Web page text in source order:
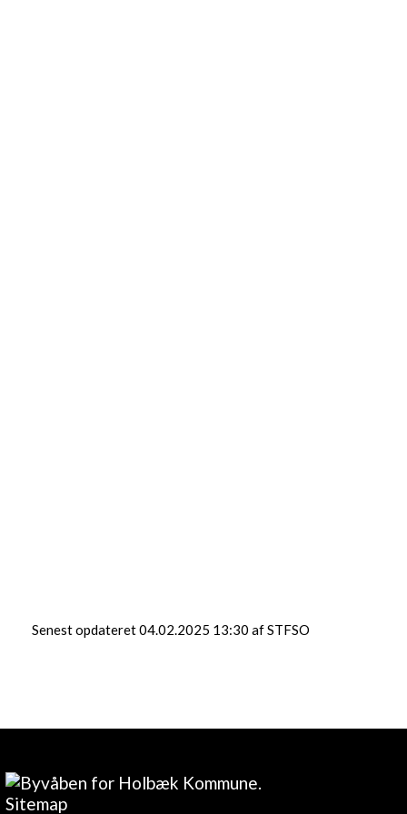
Senest opdateret 04.02.2025 13:30 af STFSO
Sitemap